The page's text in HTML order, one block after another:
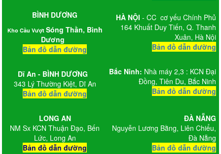
BÌNH DƯƠNG
Kho Cầu Vượt Sóng Thần, Bình
Dương
Bản đồ dẫn đường
Dĩ An - BÌNH DƯƠNG
343 Lý Thường Kiệt, Dĩ An
Bản đồ dẫn đường
HÀ NỘI - CC cơ yếu Chính Phủ
164 Khuất Duy Tiến, Q. Thanh
Xuân, Hà Nội
Bản đồ dẫn đường
Bắc Ninh: Nhà máy 2,3 : KCN Đại
Đồng, Tiên Du, Bắc Ninh
Bản đồ dẫn đường
LONG AN
NM Sx KCN Thuận Đạo, Bến
Lức, Long An
Bản đồ dẫn đường
ĐÀ NẴNG
Nguyễn Lương Bằng, Liên Chiểu,
Đà Nẵng
Bản đồ dẫn đường